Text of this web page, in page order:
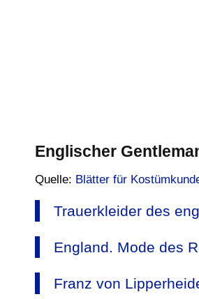
Englischer
Quelle: Blätter für
Trauerkleider des
England. Mode des
Franz von